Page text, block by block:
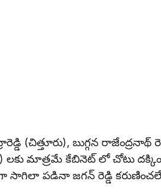
(చిత్తూరు), బుగ్గన రాజేంద్రనాథ్
లకు మాత్రమే కేబినెట్ లో చోటు
సాగిలా పడినా జగన్ రెడ్డి